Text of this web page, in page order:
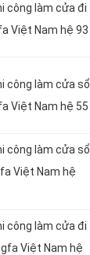
công làm cửa đi
Việt Nam hệ 93
công làm cửa sổ
Việt Nam hệ 55
công làm cửa sổ
Việt Nam hệ
công làm cửa đi
Việt Nam hệ